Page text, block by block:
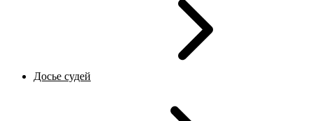
Досье судей